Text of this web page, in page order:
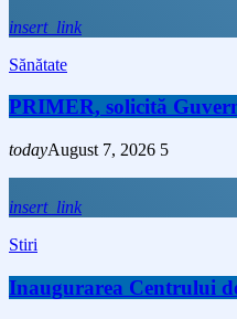
insert_link
Sănătate
PRIMER, solicită
todayAugust 7, 2026 5
insert_link
Stiri
Inaugurarea Centrului